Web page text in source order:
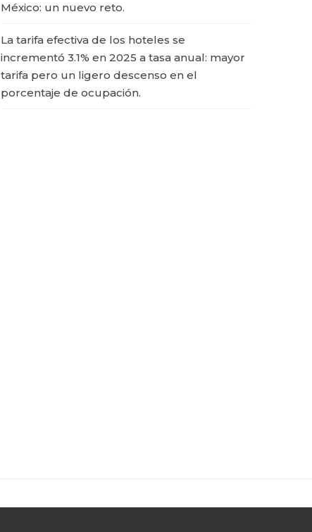
México: un nuevo reto.
La tarifa efectiva de los hoteles se
incrementó 3.1% en 2025 a tasa anual: mayor
tarifa pero un ligero descenso en el
porcentaje de ocupación.